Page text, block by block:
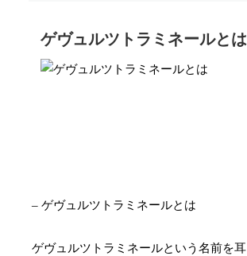
ゲヴュルツトラミネールとは
– ゲヴュルツトラミネールとは
ゲヴュルツトラミネールという名前を耳